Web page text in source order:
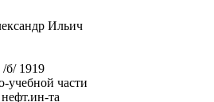
Ильич
б/ 1919
учебной части
та